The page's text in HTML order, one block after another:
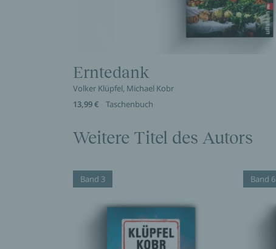
Erntedank
Volker Klüpfel, Michael Kobr
13,99 €
Taschenbuch
Weitere Titel des Autors
Band 3 Band 6